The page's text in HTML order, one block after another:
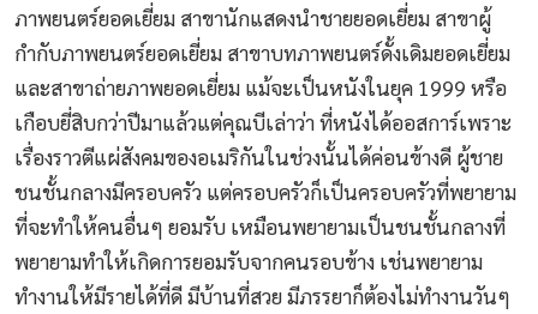
ภาพยนตร์ยอดเยี่ยม สาขานักแสดงนำชายยอดเยี่ยม สาขาผู้
กำกับภาพยนตร์ยอดเยี่ยม สาขาบทภาพยนตร์ดั้งเดิมยอดเยี่ยม
และสาขาถ่ายภาพยอดเยี่ยม แม้จะเป็นหนังในยุค 1999 หรือ
เกือบยี่สิบกว่าปีมาแล้วแต่คุณบีเล่าว่า ที่หนังได้ออสการ์เพราะ
เรื่องราวตีแผ่สังคมของอเมริกันในช่วงนั้นได้ค่อนข้างดี ผู้ชาย
ชนชั้นกลางมีครอบครัว แต่ครอบครัวก็เป็นครอบครัวที่พยายาม
ที่จะทำให้คนอื่นๆ ยอมรับ เหมือนพยายามเป็นชนชั้นกลางที่
พยายามทำให้เกิดการยอมรับจากคนรอบข้าง เช่นพยายาม
ทำงานให้มีรายได้ที่ดี มีบ้านที่สวย มีภรรยาก็ต้องไม่ทำงานวันๆ